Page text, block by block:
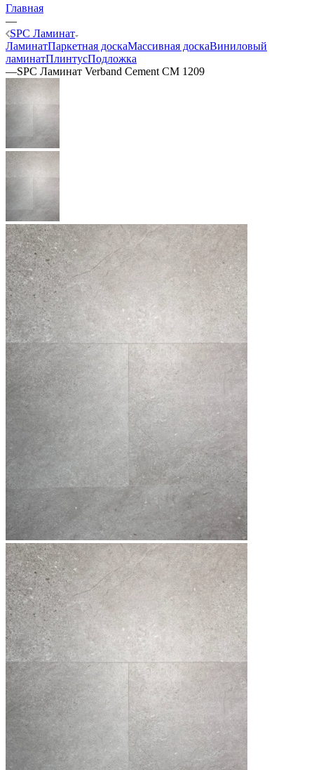
Главная
—
SPC Ламинат
ЛаминатПаркетная доскаМассивная доскаВиниловый
ламинатПлинтусПодложка
—SPC Ламинат Verband Cement CM 1209